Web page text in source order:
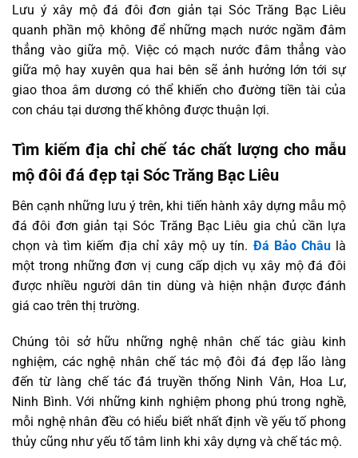
Lưu ý xây mộ đá đôi đơn giản tại Sóc Trăng Bạc Liêu
quanh phần mộ không để những mạch nước ngầm đâm
thẳng vào giữa mộ. Việc có mạch nước đâm thẳng vào
giữa mộ hay xuyên qua hai bên sẽ ảnh hưởng lớn tới sự
giao thoa âm dương có thể khiến cho đường tiền tài của
con cháu tại dương thế không được thuận lợi.
Tìm kiếm địa chỉ chế tác chất lượng cho mẫu
mộ đôi đá đẹp tại Sóc Trăng Bạc Liêu
Bên cạnh những lưu ý trên, khi tiến hành xây dựng mẫu mộ
đá đôi đơn giản tại Sóc Trăng Bạc Liêu gia chủ cần lựa
chọn và tìm kiếm địa chỉ xây mộ uy tín. Đá Bảo Châulà
một trong những đơn vị cung cấp dịch vụ xây mộ đá đôi
được nhiều người dân tin dùng và hiện nhận được đánh
giá cao trên thị trường.
Chúng tôi sở hữu những nghệ nhân chế tác giàu kinh
nghiệm, các nghệ nhân chế tác mộ đôi đá đẹp lão làng
đến từ làng chế tác đá truyền thống Ninh Vân, Hoa Lư,
Ninh Bình. Với những kinh nghiệm phong phú trong nghề,
mỗi nghệ nhân đều có hiểu biết nhất định về yếu tố phong
thủy cũng như yếu tố tâm linh khi xây dựng và chế tác mộ.